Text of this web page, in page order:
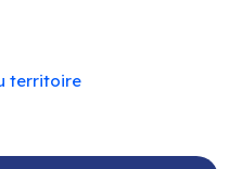
territoire